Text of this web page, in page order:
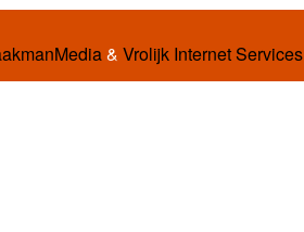
& Vrolijk Internet Services